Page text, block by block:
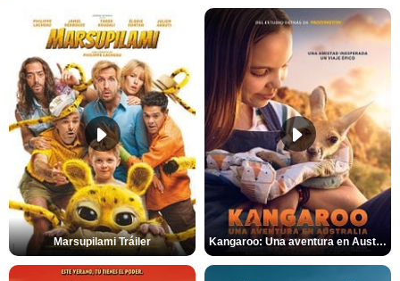
Marsupilami Tráiler Kangaroo: Una aventura en Australia Tráiler